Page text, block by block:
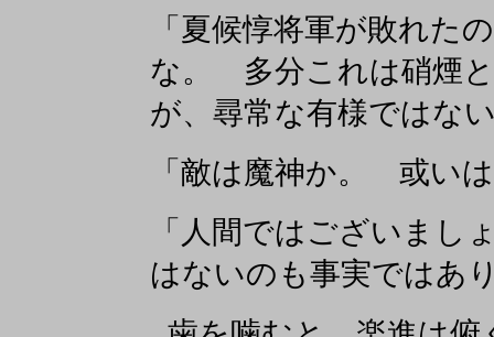
「夏候惇将軍が敗れた
な。 多分これは硝煙
が、尋常な有様ではな
「敵は魔神か。 或い
「人間ではございま
はないのも事実ではあ